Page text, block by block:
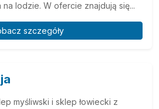
lodzie. W ofercie znajdują się...
szczegóły
myśliwski i sklep łowiecki z